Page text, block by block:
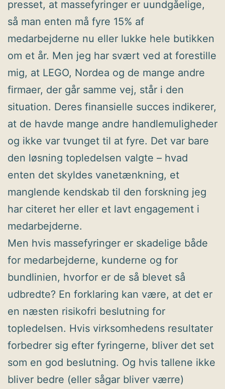
presset, at massefyringer er uundgåelige,
så man enten må fyre 15% af
medarbejderne nu eller lukke hele butikken
om et år. Men jeg har svært ved at forestille
mig, at LEGO, Nordea og de mange andre
firmaer, der går samme vej, står i den
situation. Deres finansielle succes indikerer,
at de havde mange andre handlemuligheder
og ikke var tvunget til at fyre. Det var bare
den løsning topledelsen valgte – hvad
enten det skyldes vanetænkning, et
manglende kendskab til den forskning jeg
har citeret her eller et lavt engagement i
medarbejderne.
Men hvis massefyringer er skadelige både
for medarbejderne, kunderne og for
bundlinien, hvorfor er de så blevet så
udbredte? En forklaring kan være, at det er
en næsten risikofri beslutning for
topledelsen. Hvis virksomhedens resultater
forbedrer sig efter fyringerne, bliver det set
som en god beslutning. Og hvis tallene ikke
bliver bedre (eller sågar bliver værre)